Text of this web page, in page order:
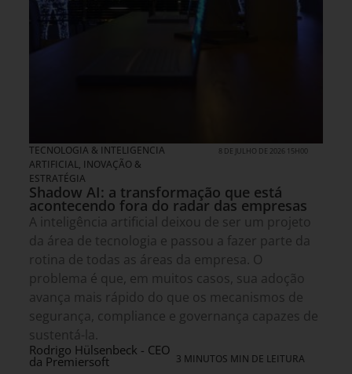
TECNOLOGIA & INTELIGENCIA
ARTIFICIAL, INOVAÇÃO &
ESTRATÉGIA
8 DE JULHO DE 2026 15H00
Shadow AI: a transformação que está
acontecendo fora do radar das empresas
A inteligência artificial deixou de ser um projeto
da área de tecnologia e passou a fazer parte da
rotina de todas as áreas da empresa. O
problema é que, em muitos casos, sua adoção
avança mais rápido do que os mecanismos de
segurança, compliance e governança capazes de
sustentá-la.
Rodrigo Hülsenbeck - CEO
da Premiersoft 3 MINUTOS MIN DE LEITURA